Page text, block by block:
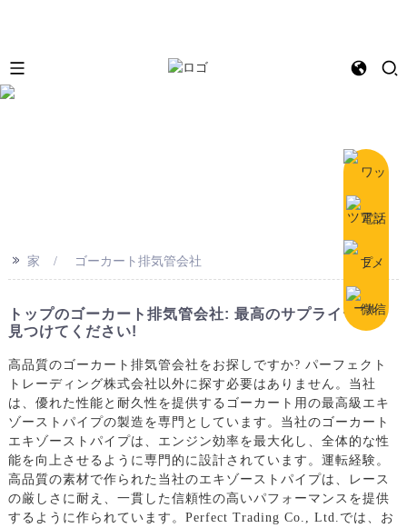
>> 家 ゴーカート排気管会社
トップのゴーカート排気管会社: 最高のサプライヤーを
見つけてください!
高品質のゴーカート排気管会社をお探しですか? パーフェクト
トレーディング株式会社以外に探す必要はありません。当社
は、優れた性能と耐久性を提供するゴーカート用の最高級エキ
ゾーストパイプの製造を専門としています。当社のゴーカート
エキゾーストパイプは、エンジン効率を最大化し、全体的な性
能を向上させるように専門的に設計されています。運転経験。
高品質の素材で作られた当社のエキゾーストパイプは、レース
の厳しさに耐え、一貫した信頼性の高いパフォーマンスを提供
するように作られています。Perfect Trading Co., Ltd.では、お